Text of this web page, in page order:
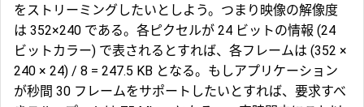
をストリーミングしたいとしよう。つまり映像の解像度
は 352×240 である。各ピクセルが 24 ビットの情報 (24
ビットカラー) で表されるとすれば、各フレームは (352 ×
240 × 24) / 8 = 247.5 KB となる。もしアプリケーション
が秒間 30 フレームをサポートしたいとすれば、要求すべ